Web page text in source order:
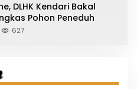
DLHK Kendari Bakal
Pohon Peneduh
627